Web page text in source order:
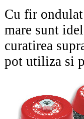
Cu fir
mare sunt
curatirea
pot utiliza si